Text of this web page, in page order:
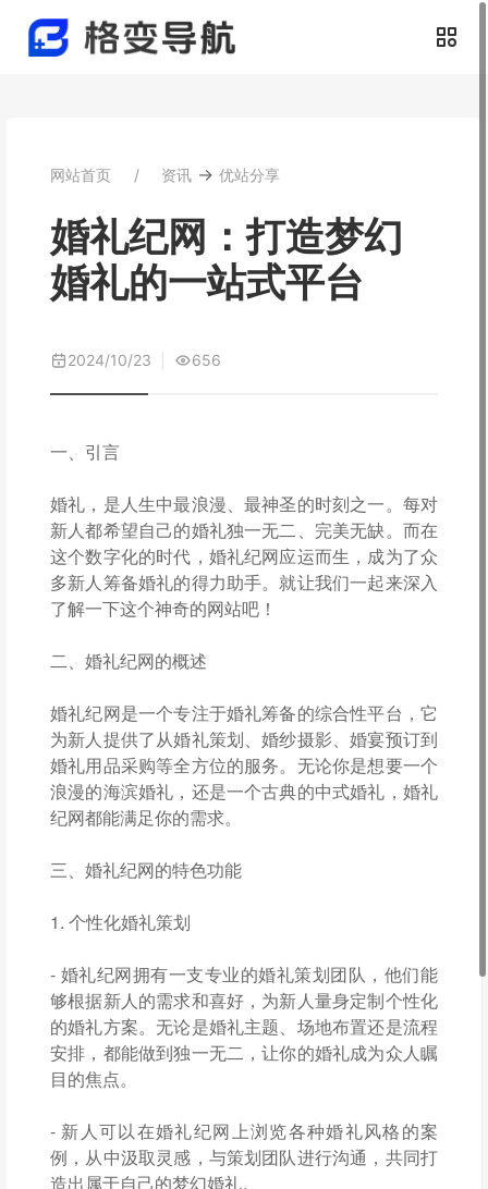
网站首页 资讯 → 优站分享
婚礼纪网：打造梦幻
婚礼的一站式平台
2024/10/23 656
一、引言
婚礼，是人生中最浪漫、最神圣的时刻之一。每对
新人都希望自己的婚礼独一无二、完美无缺。而在
这个数字化的时代，婚礼纪网应运而生，成为了众
多新人筹备婚礼的得力助手。就让我们一起来深入
了解一下这个神奇的网站吧！
二、婚礼纪网的概述
婚礼纪网是一个专注于婚礼筹备的综合性平台，它
为新人提供了从婚礼策划、婚纱摄影、婚宴预订到
婚礼用品采购等全方位的服务。无论你是想要一个
浪漫的海滨婚礼，还是一个古典的中式婚礼，婚礼
纪网都能满足你的需求。
三、婚礼纪网的特色功能
1. 个性化婚礼策划
- 婚礼纪网拥有一支专业的婚礼策划团队，他们能
够根据新人的需求和喜好，为新人量身定制个性化
的婚礼方案。无论是婚礼主题、场地布置还是流程
安排，都能做到独一无二，让你的婚礼成为众人瞩
目的焦点。
- 新人可以在婚礼纪网上浏览各种婚礼风格的案
例，从中汲取灵感，与策划团队进行沟通，共同打
造出属于自己的梦幻婚礼。